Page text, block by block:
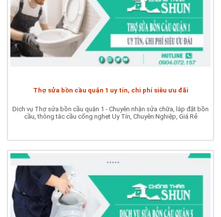
Thợ sửa bồn cầu quận 1 uy tín, chi phí siêu ưu đãi
Dịch vụ Thợ sửa bồn cầu quận 1 - Chuyên nhận sửa chữa, lắp đặt bồn
cầu, thông tắc cầu cống nghẹt Uy Tín, Chuyên Nghiệp, Giá Rẻ